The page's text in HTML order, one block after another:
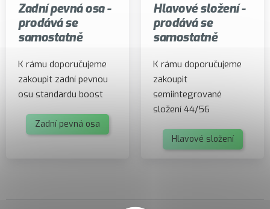
Zadní pevná osa -
prodává se
samostatně
K rámu doporučujeme
zakoupit zadní pevnou
osu standardu boost
Zadní pevná osa
Hlavové složení -
prodává se
samostatně
K rámu doporučujeme
zakoupit
semiintegrované
složení 44/56
Hlavové složení